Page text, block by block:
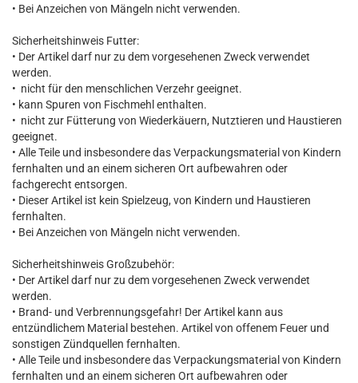
• Bei Anzeichen von Mängeln nicht verwenden.
Sicherheitshinweis Futter:
• Der Artikel darf nur zu dem vorgesehenen Zweck verwendet
werden.
• nicht für den menschlichen Verzehr geeignet.
• kann Spuren von Fischmehl enthalten.
• nicht zur Fütterung von Wiederkäuern, Nutztieren und Haustieren
geeignet.
• Alle Teile und insbesondere das Verpackungsmaterial von Kindern
fernhalten und an einem sicheren Ort aufbewahren oder
fachgerecht entsorgen.
• Dieser Artikel ist kein Spielzeug, von Kindern und Haustieren
fernhalten.
• Bei Anzeichen von Mängeln nicht verwenden.
Sicherheitshinweis Großzubehör:
• Der Artikel darf nur zu dem vorgesehenen Zweck verwendet
werden.
• Brand- und Verbrennungsgefahr! Der Artikel kann aus
entzündlichem Material bestehen. Artikel von offenem Feuer und
sonstigen Zündquellen fernhalten.
• Alle Teile und insbesondere das Verpackungsmaterial von Kindern
fernhalten und an einem sicheren Ort aufbewahren oder